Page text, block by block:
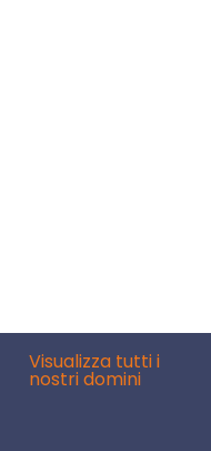
Visualizza tutti i
nostri domini